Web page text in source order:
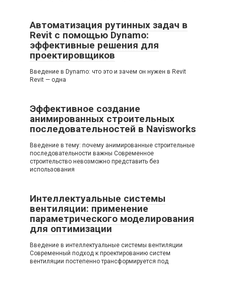
Автоматизация рутинных задач в
Revit с помощью Dynamo:
эффективные решения для
проектировщиков
Введение в Dynamo: что это и зачем он нужен в Revit
Revit — одна
Эффективное создание
анимированных строительных
последовательностей в Navisworks
Введение в тему: почему анимированные строительные
последовательности важны Современное
строительство невозможно представить без
использования
Интеллектуальные системы
вентиляции: применение
параметрического моделирования
для оптимизации
Введение в интеллектуальные системы вентиляции
Современный подход к проектированию систем
вентиляции постепенно трансформируется под